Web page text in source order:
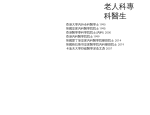
老人科專
科醫生
香港大學內外全科醫學士 1990
英國皇家內科醫學院院士 1995
香港醫學專科學院院士(內科) 2000
香港內科醫學院院士 1999
英國愛丁堡皇家內科醫學院榮授院士 2014
英國格拉斯哥皇家醫學院內科榮授院士 2019
卡迪夫大學舒緩醫學深造文憑 2007